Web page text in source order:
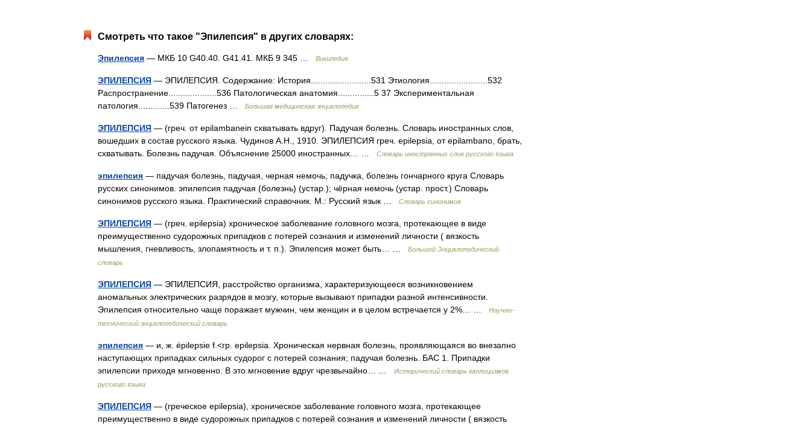
Смотреть что такое "Эпилепсия" в других словарях:
Эпилепсия — МКБ 10 G40.40. G41.41. МКБ 9 345 … Википедия
ЭПИЛЕПСИЯ — ЭПИЛЕПСИЯ. Содержание: История.........................531 Этиология........................532
Распространение....................536 Патологическая анатомия...............5 37 Экспериментальная
патология.............539 Патогенез …
Большая медицинская энциклопедия
ЭПИЛЕПСИЯ — (греч. от epilambanein схватывать вдруг). Падучая болезнь. Словарь иностранных слов,
вошедших в состав русского языка. Чудинов А.Н., 1910. ЭПИЛЕПСИЯ греч. epilepsia, от epilambano, брать,
схватывать. Болезнь падучая. Объяснение 25000 иностранных… …
Словарь иностранных слов русского языка
эпилепсия — падучая болезнь, падучая, черная немочь; падучка, болезнь гончарного круга Словарь
русских синонимов. эпилепсия падучая (болезнь) (устар.); чёрная немочь (устар. прост.) Словарь
синонимов русского языка. Практический справочник. М.: Русский язык …
Словарь синонимов
ЭПИЛЕПСИЯ — (греч. epilepsia) хроническое заболевание головного мозга, протекающее в виде
преимущественно судорожных припадков с потерей сознания и изменений личности ( вязкость
мышления, гневливость, злопамятность и т. п.). Эпилепсия может быть… …
Большой Энциклопедический
словарь
ЭПИЛЕПСИЯ — ЭПИЛЕПСИЯ, расстройство организма, характеризующееся возникновением
аномальных электрических разрядов в мозгу, которые вызывают припадки разной интенсивности.
Эпилепсия относительно чаще поражает мужчин, чем женщин и в целом встречается у 2%… …
Научно-
технический энциклопедический словарь
эпилепсия — и, ж. épilepsie f.<гр. epilepsia. Хроническая нервная болезнь, проявляющаяся во внезапно
наступающих припадках сильных судорог с потерей сознания; падучая болезнь. БАС 1. Припадки
эпилепсии приходя мгновенно. В это мгновение вдруг чрезвычайно… …
Исторический словарь галлицизмов
русского языка
ЭПИЛЕПСИЯ — (греческое epilepsia), хроническое заболевание головного мозга, протекающее
преимущественно в виде судорожных припадков с потерей сознания и изменений личности ( вязкость